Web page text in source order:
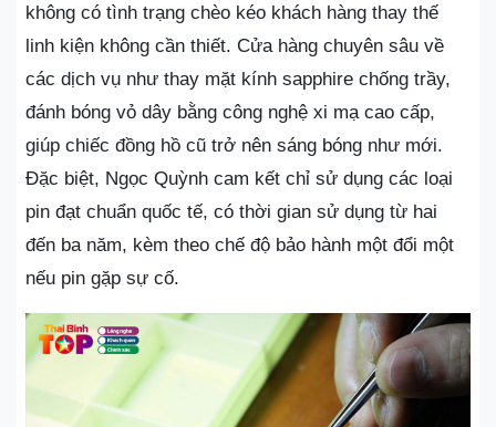
không có tình trạng chèo kéo khách hàng thay thế
linh kiện không cần thiết. Cửa hàng chuyên sâu về
các dịch vụ như thay mặt kính sapphire chống trầy,
đánh bóng vỏ dây bằng công nghệ xi mạ cao cấp,
giúp chiếc đồng hồ cũ trở nên sáng bóng như mới.
Đặc biệt, Ngọc Quỳnh cam kết chỉ sử dụng các loại
pin đạt chuẩn quốc tế, có thời gian sử dụng từ hai
đến ba năm, kèm theo chế độ bảo hành một đổi một
nếu pin gặp sự cố.